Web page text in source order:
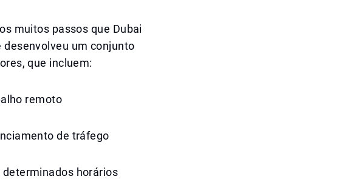
muitos passos que Dubai
um conjunto
que incluem:
remoto
de tráfego
horários